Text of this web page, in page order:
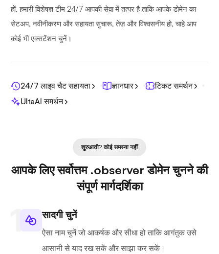
हों, हमारी विशेषज्ञ टीम 24/7 आपकी सेवा में तत्पर है ताकि आपके डोमेन का
सेटअप, नवीनीकरण और सहायता सुचारू, तेज़ और विश्वसनीय हो, चाहे आप
कोई भी एक्सटेंशन चुनें।
24/7 लाइव चैट सहायता ज्ञानधार
टिकट समर्थन
UltaAI समर्थन
शुरुआती? कोई समस्या नहीं
आपके लिए सर्वोत्तम .observer डोमेन चुनने की
संपूर्ण मार्गदर्शिका
सादगी चुनें
ऐसा नाम चुनें जो आकर्षक और सीधा हो ताकि आगंतुक उसे
आसानी से याद रख सकें और साझा कर सकें।